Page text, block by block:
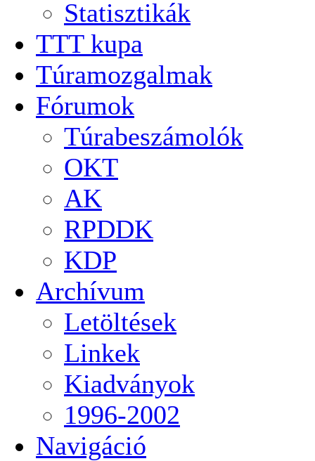
Statisztikák
TTT kupa
Túramozgalmak
Fórumok
Túrabeszámolók
OKT
AK
RPDDK
KDP
Archívum
Letöltések
Linkek
Kiadványok
1996-2002
Navigáció